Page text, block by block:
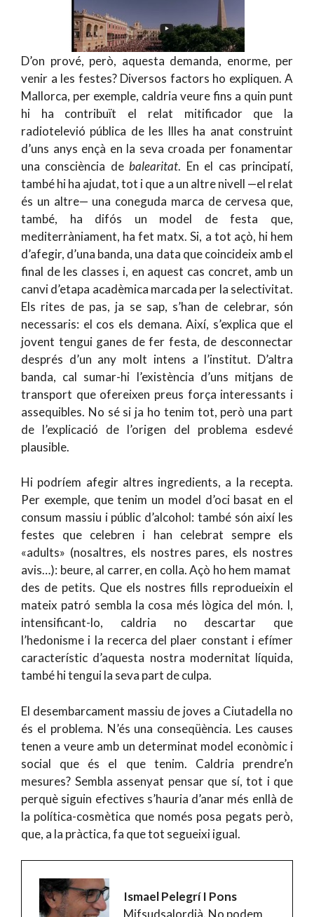
D’on prové, però, aquesta demanda, enorme, per
venir a les festes? Diversos factors ho expliquen. A
Mallorca, per exemple, caldria veure fins a quin punt
hi ha contribuït el relat mitificador que la
radiotelevió pública de les Illes ha anat construint
d’uns anys ençà en la seva croada per fonamentar
una consciència debalearitat. En el cas principatí,
també hi ha ajudat, tot i que a un altre nivell —el relat
és un altre— una coneguda marca de cervesa que,
també, ha difós un model de festa que,
mediterràniament, ha fet matx. Si, a tot açò, hi hem
d’afegir, d’una banda, una data que coincideix amb el
final de les classes i, en aquest cas concret, amb un
canvi d’etapa acadèmica marcada per la selectivitat.
Els rites de pas, ja se sap, s’han de celebrar, són
necessaris: el cos els demana. Així, s’explica que el
jovent tengui ganes de fer festa, de desconnectar
després d’un any molt intens a l’institut. D’altra
banda, cal sumar-hi l’existència d’uns mitjans de
transport que ofereixen preus força interessants i
assequibles. No sé si ja ho tenim tot, però una part
de l’explicació de l’origen del problema esdevé
plausible.
Hi podríem afegir altres ingredients, a la recepta.
Per exemple, que tenim un model d’oci basat en el
consum massiu i públic d’alcohol: també són així les
festes que celebren i han celebrat sempre els
«adults» (nosaltres, els nostres pares, els nostres
avis…): beure, al carrer, en colla. Açò ho hem mamat
des de petits. Que els nostres fills reprodueixin el
mateix patró sembla la cosa més lògica del món. I,
intensificant-lo, caldria no descartar que
l’hedonisme i la recerca del plaer constant i efímer
característic d’aquesta nostra modernitat líquida,
també hi tengui la seva part de culpa.
El desembarcament massiu de joves a Ciutadella no
és el problema. N’és una conseqüència. Les causes
tenen a veure amb un determinat model econòmic i
social que és el que tenim. Caldria prendre’n
mesures? Sembla assenyat pensar que sí, tot i que
perquè siguin efectives s’hauria d’anar més enllà de
la política-cosmètica que només posa pegats però,
que, a la pràctica, fa que tot segueixi igual.
Ismael Pelegrí I Pons
Mifsudsalordià. No podem